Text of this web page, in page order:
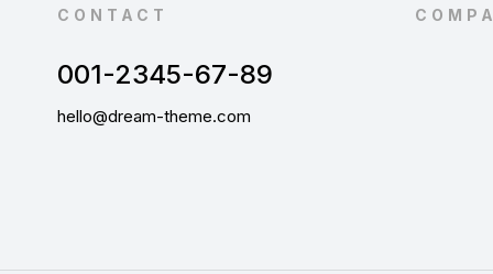
CONTACT
001-2345-67-89
hello@dream-theme.com